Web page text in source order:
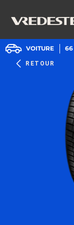
RETOUR
VOITURE 66